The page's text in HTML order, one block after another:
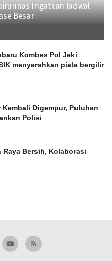
Ingatkan Jadwal
Besar
Kombes Pol Jeki
menyerahkan piala bergilir
Kembali Digempur, Puluhan
Polisi
Raya Bersih, Kolaborasi